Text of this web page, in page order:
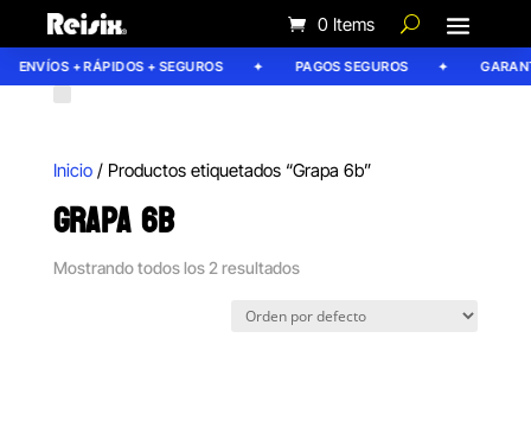
0 Items
ENVÍOS + RÁPIDOS + SEGUROS PAGOS SEGUROS
Inicio/ Productos etiquetados “Grapa 6b”
GRAPA 6B
Mostrando todos los 2 resultados